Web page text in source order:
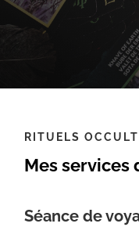
RITUELS
Mes services
Séance de